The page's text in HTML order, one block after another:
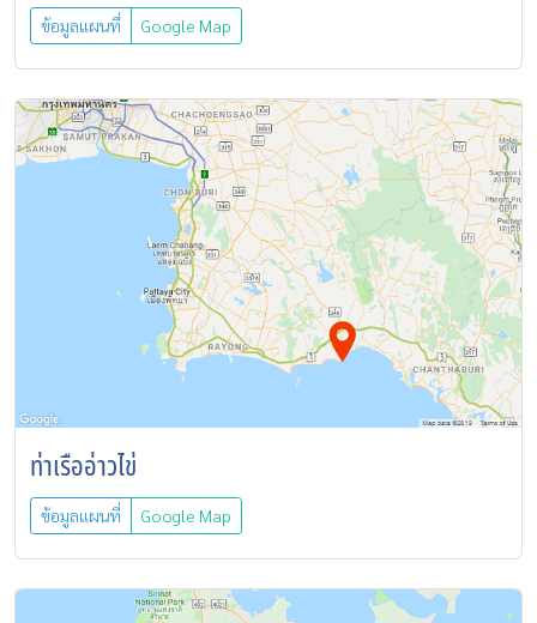
ข้อมูลแผนที่ Google Map
ท่าเรืออ่าวไข่
ข้อมูลแผนที่ Google Map